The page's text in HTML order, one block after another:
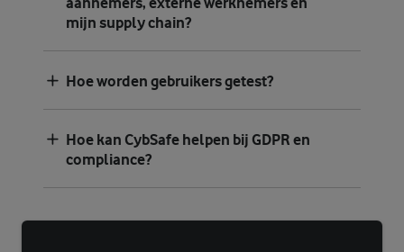
mijn supply chain?
Hoe worden gebruikers getest?
Hoe kan CybSafe helpen bij GDPR en
compliance?